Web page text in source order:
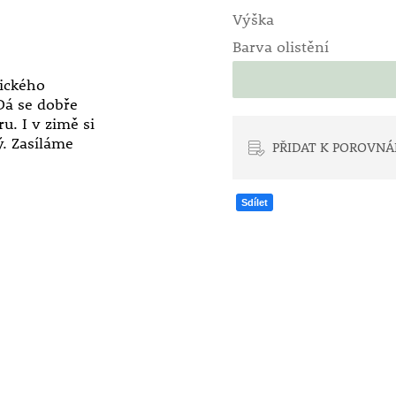
se dobře
I v zimě si
Zasíláme
Výška
Barva olistění
PŘIDAT K
Sdílet